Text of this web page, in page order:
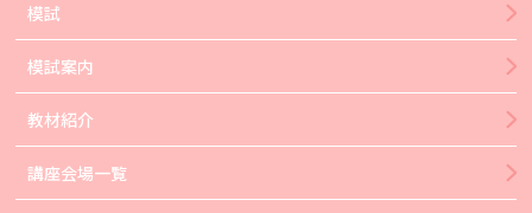
模試
模試案内
教材紹介
講座会場一覧